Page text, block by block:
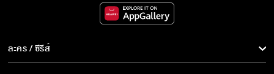
ละคร / ซีรีส์
ละคร/ซีรีส์